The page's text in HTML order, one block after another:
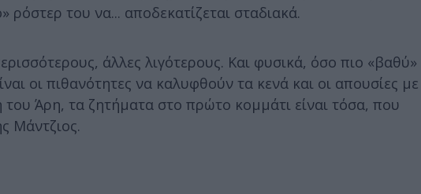
ρόστερ του να... αποδεκατίζεται σταδιακά.
άλλες λιγότερους. Και φυσικά, όσο πιο «βαθύ»
οι πιθανότητες να καλυφθούν τα κενά και οι απουσίες με
Άρη, τα ζητήματα στο πρώτο κομμάτι είναι τόσα, που
Μάντζιος.